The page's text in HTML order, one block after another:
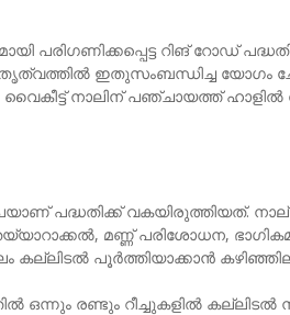
പരിഗണിക്കപ്പെട്ട റിങ് റോഡ്
ഇതുസംബന്ധിച്ച യോഗം
നാലിന് പഞ്ചായത്ത് ഹാളിൽ
പദ്ധതിക്ക് വകയിരുത്തിയത്.
മണ്ണ് പരിശോധന,
കല്ലിടൽ പൂർത്തിയാക്കാൻ
ഒന്നും രണ്ടും റീച്ചുകളിൽ കല്ലിടൽ